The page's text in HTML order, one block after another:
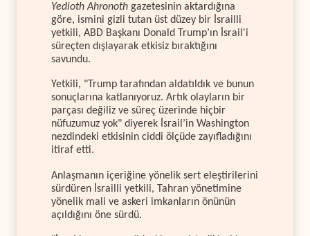
Yedioth Ahronoth gazetesinin aktardığına
göre, ismini gizli tutan üst düzey bir İsrailli
yetkili, ABD Başkanı Donald Trump’ın İsrail'i
süreçten dışlayarak etkisiz bıraktığını
savundu.
Yetkili, "Trump tarafından aldatıldık ve bunun
sonuçlarına katlanıyoruz. Artık olayların bir
parçası değiliz ve süreç üzerinde hiçbir
nüfuzumuz yok" diyerek İsrail’in Washington
nezdindeki etkisinin ciddi ölçüde zayıfladığını
itiraf etti.
Anlaşmanın içeriğine yönelik sert eleştirilerini
sürdüren İsrailli yetkili, Tahran yönetimine
yönelik mali ve askeri imkanların önünün
açıldığını öne sürdü.